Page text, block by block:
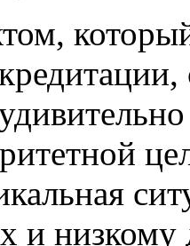
и низкому